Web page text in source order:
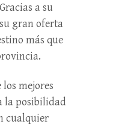
a su
gran oferta
más que
mejores
la posibilidad
cualquier